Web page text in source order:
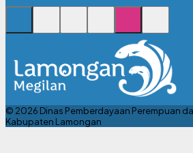
© 2026 Dinas Pemberdayaan Perempuan
Kabupaten Lamongan